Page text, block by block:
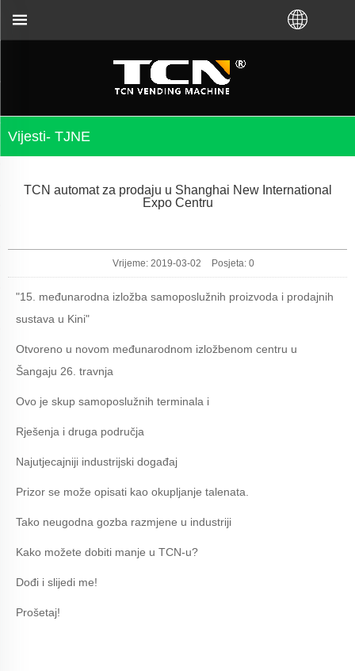
Vijesti- TJNE
TCN automat za prodaju u Shanghai New International
Expo Centru
Vrijeme: 2019-03-02 Posjeta: 0
"15. međunarodna izložba samoposlužnih proizvoda i prodajnih
sustava u Kini"
Otvoreno u novom međunarodnom izložbenom centru u
Šangaju 26. travnja
Ovo je skup samoposlužnih terminala i
Rješenja i druga područja
Najutjecajniji industrijski događaj
Prizor se može opisati kao okupljanje talenata.
Tako neugodna gozba razmjene u industriji
Kako možete dobiti manje u TCN-u?
Dođi i slijedi me!
Prošetaj!
od TCN tvornice ili lokalnog distributera.